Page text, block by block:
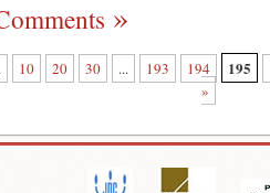
10 20 30 ... 193 194 195
»